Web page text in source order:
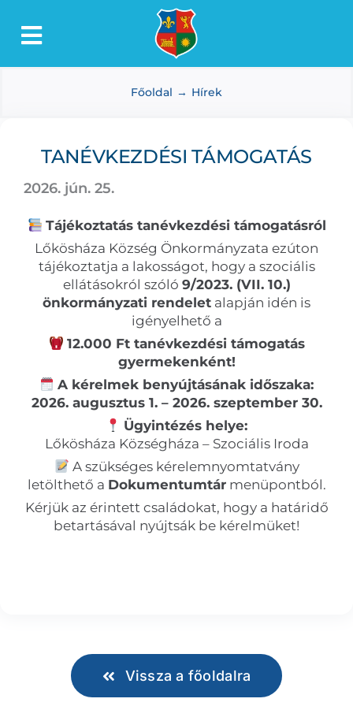
Toggle
Lőkösháza
Dokumentumtár
Média
Választás
Főoldal Hírek
TANÉVKEZDÉSI TÁMOGATÁS
2026. jún. 25.
Tájékoztatás tanévkezdési támogatásról
Lőkösháza Község Önkormányzata ezúton
tájékoztatja a lakosságot, hogy a szociális
ellátásokról szóló 9/2023. (VII. 10.)
önkormányzati rendelet alapján idén is
igényelhető a
12.000 Ft tanévkezdési támogatás
gyermekenként!
A kérelmek benyújtásának időszaka:
2026. augusztus 1. – 2026. szeptember 30.
Ügyintézés helye:
Lőkösháza Községháza – Szociális Iroda
A szükséges kérelemnyomtatvány
letölthető a Dokumentumtármenüpontból.
Kérjük az érintett családokat, hogy a határidő
betartásával nyújtsák be kérelmüket!
Vissza a főoldalra